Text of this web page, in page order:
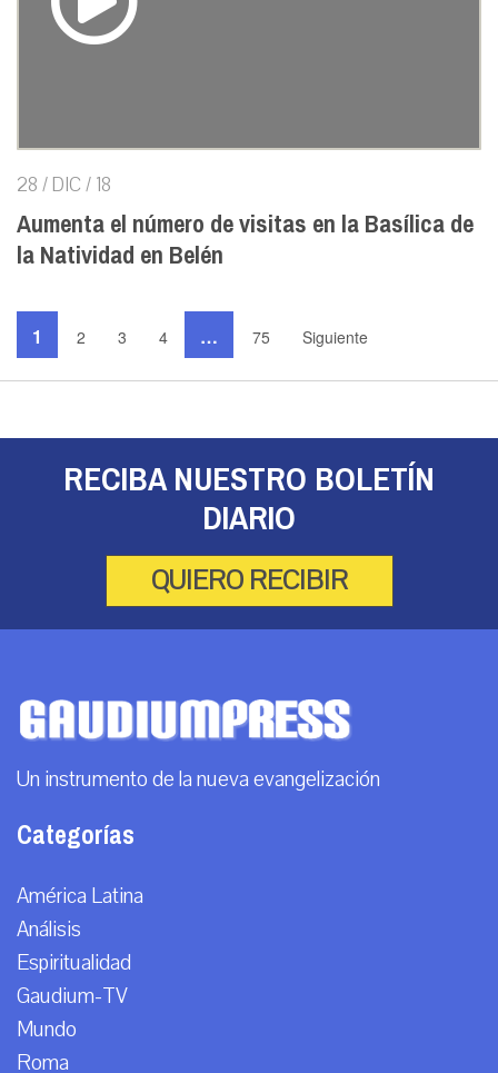
28 / DIC / 18
Aumenta el número de visitas en la Basílica de
la Natividad en Belén
1 2 3 4 … 75 Siguiente
RECIBA NUESTRO BOLETÍN
DIARIO
QUIERO RECIBIR
Un instrumento de la nueva evangelización
Categorías
América Latina
Análisis
Espiritualidad
Gaudium-TV
Mundo
Roma